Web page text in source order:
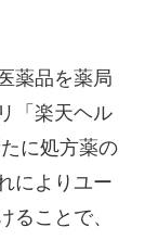
薬品を薬局
「楽天ヘル
に処方薬の
によりユー
ることで、